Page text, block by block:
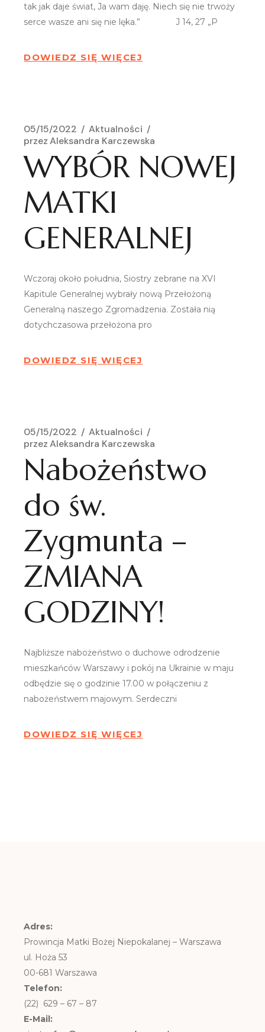
tak jak daje świat, Ja wam daję. Niech się nie trwoży
serce wasze ani się nie lęka.” J 14, 27 „P
DOWIEDZ SIĘ WIĘCEJ
05/15/2022
Aktualności
przez Aleksandra Karczewska
WYBÓR NOWEJ
MATKI
GENERALNEJ
Wczoraj około południa, Siostry zebrane na XVI
Kapitule Generalnej wybrały nową Przełożoną
Generalną naszego Zgromadzenia. Została nią
dotychczasowa przełożona pro
DOWIEDZ SIĘ WIĘCEJ
05/15/2022
Aktualności
przez Aleksandra Karczewska
Nabożeństwo
do św.
Zygmunta –
ZMIANA
GODZINY!
Najbliższe nabożeństwo o duchowe odrodzenie
mieszkańców Warszawy i pokój na Ukrainie w maju
odbędzie się o godzinie 17.00 w połączeniu z
nabożeństwem majowym. Serdeczni
DOWIEDZ SIĘ WIĘCEJ
Adres:
Prowincja Matki Bożej Niepokalanej – Warszawa
ul. Hoża 53
00-681 Warszawa
Telefon:
(22) 629 – 67 – 87
E-Mail: